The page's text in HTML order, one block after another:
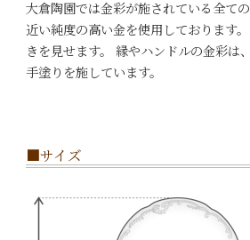
大倉陶園では金彩が施されている全て
近い純度の高い金を使用しております
きを見せます。 縁やハンドルの金彩は
手塗りを施しています。
■サイズ